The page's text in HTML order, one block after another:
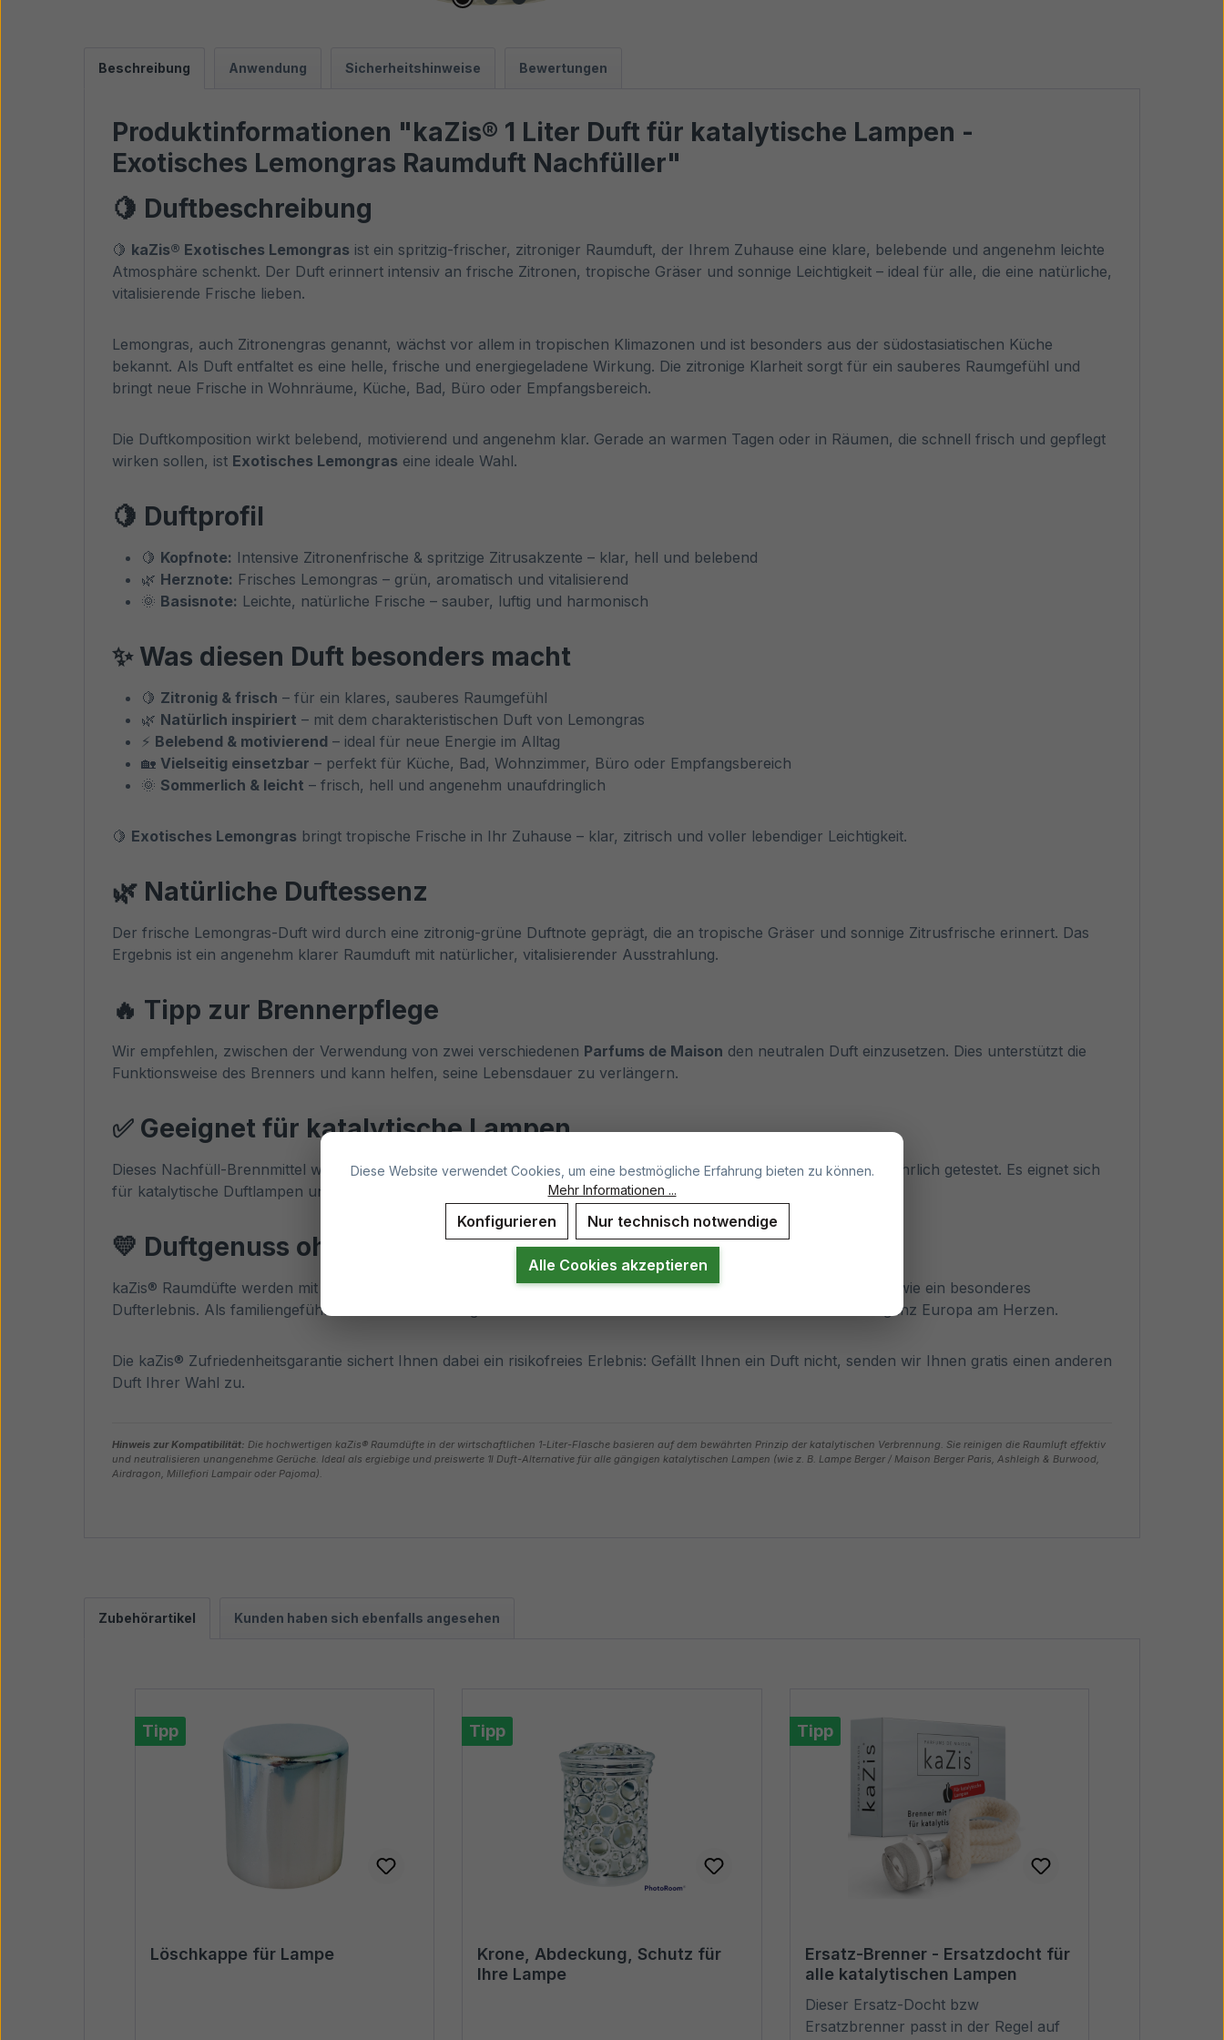
Beschreibung Anwendung Sicherheitshinweise Bewertungen
Produktinformationen "kaZis® 1 Liter Duft für katalytische Lampen -
Exotisches Lemongras Raumduft Nachfüller"
🍋 Duftbeschreibung
🍋 kaZis® Exotisches Lemongras ist ein spritzig-frischer, zitroniger Raumduft, der Ihrem Zuhause eine klare, belebende und angenehm leichte
Atmosphäre schenkt. Der Duft erinnert intensiv an frische Zitronen, tropische Gräser und sonnige Leichtigkeit – ideal für alle, die eine natürliche,
vitalisierende Frische lieben.
Lemongras, auch Zitronengras genannt, wächst vor allem in tropischen Klimazonen und ist besonders aus der südostasiatischen Küche
bekannt. Als Duft entfaltet es eine helle, frische und energiegeladene Wirkung. Die zitronige Klarheit sorgt für ein sauberes Raumgefühl und
bringt neue Frische in Wohnräume, Küche, Bad, Büro oder Empfangsbereich.
Die Duftkomposition wirkt belebend, motivierend und angenehm klar. Gerade an warmen Tagen oder in Räumen, die schnell frisch und gepflegt
wirken sollen, ist Exotisches Lemongras eine ideale Wahl.
🍋 Duftprofil
🍋 Kopfnote: Intensive Zitronenfrische & spritzige Zitrusakzente – klar, hell und belebend
🌿 Herznote: Frisches Lemongras – grün, aromatisch und vitalisierend
🌞 Basisnote: Leichte, natürliche Frische – sauber, luftig und harmonisch
✨ Was diesen Duft besonders macht
🍋 Zitronig & frisch – für ein klares, sauberes Raumgefühl
🌿 Natürlich inspiriert – mit dem charakteristischen Duft von Lemongras
⚡ Belebend & motivierend – ideal für neue Energie im Alltag
🏡 Vielseitig einsetzbar – perfekt für Küche, Bad, Wohnzimmer, Büro oder Empfangsbereich
🌞 Sommerlich & leicht – frisch, hell und angenehm unaufdringlich
🍋 Exotisches Lemongras bringt tropische Frische in Ihr Zuhause – klar, zitrisch und voller lebendiger Leichtigkeit.
🌿 Natürliche Duftessenz
Der frische Lemongras-Duft wird durch eine zitronig-grüne Duftnote geprägt, die an tropische Gräser und sonnige Zitrusfrische erinnert. Das
Ergebnis ist ein angenehm klarer Raumduft mit natürlicher, vitalisierender Ausstrahlung.
🔥 Tipp zur Brennerpflege
Wir empfehlen, zwischen der Verwendung von zwei verschiedenen Parfums de Maison den neutralen Duft einzusetzen. Dies unterstützt die
Funktionsweise des Brenners und kann helfen, seine Lebensdauer zu verlängern.
✅ Geeignet für katalytische Lampen
Dieses Nachfüll-Brennmittel wurde für den Einsatz in handelsüblichen katalytischen Lampen entwickelt und ausführlich getestet. Es eignet sich
für katalytische Duftlampen und sorgt für eine zuverlässige Anwendung im Alltag.
💛 Duftgenuss ohne Risiko, Qualität aus Deutschland
kaZis® Raumdüfte werden mit Sorgfalt und Hingabe in Deutschland hergestellt und stehen für hohe Standards sowie ein besonderes
Dufterlebnis. Als familiengeführtes Unternehmen liegt das Wohlbefinden aller kaZis® Kundinnen und Kunden in ganz Europa am Herzen.
Die kaZis® Zufriedenheitsgarantie sichert Ihnen dabei ein risikofreies Erlebnis: Gefällt Ihnen ein Duft nicht, senden wir Ihnen gratis einen anderen
Duft Ihrer Wahl zu.
Hinweis zur Kompatibilität: Die hochwertigen kaZis® Raumdüfte in der wirtschaftlichen 1-Liter-Flasche basieren auf dem bewährten Prinzip der katalytischen Verbrennung. Sie reinigen die Raumluft effektiv
und neutralisieren unangenehme Gerüche. Ideal als ergiebige und preiswerte 1l Duft-Alternative für alle gängigen katalytischen Lampen (wie z. B. Lampe Berger / Maison Berger Paris, Ashleigh & Burwood,
Airdragon, Millefiori Lampair oder Pajoma).
Zubehörartikel Kunden haben sich ebenfalls angesehen
Tipp
Löschkappe für Lampe
Tipp
Krone, Abdeckung, Schutz für
Ihre Lampe
Tipp
Ersatz-Brenner - Ersatzdocht für
alle katalytischen Lampen
Dieser Ersatz-Docht bzw
Ersatzbrenner passt in der Regel auf
Diese Website verwendet Cookies, um eine bestmögliche Erfahrung bieten zu können.
Mehr Informationen ...
Nur technisch notwendige
Konfigurieren
Alle Cookies akzeptieren